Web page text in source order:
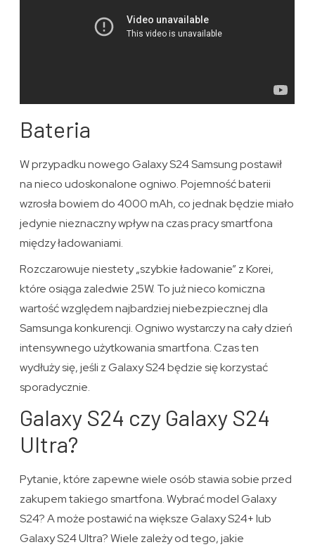
Bateria
W przypadku nowego Galaxy S24 Samsung postawił
na nieco udoskonalone ogniwo. Pojemność baterii
wzrosła bowiem do 4000 mAh, co jednak będzie miało
jedynie nieznaczny wpływ na czas pracy smartfona
między ładowaniami.
Rozczarowuje niestety „szybkie ładowanie” z Korei,
które osiąga zaledwie 25W. To już nieco komiczna
wartość względem najbardziej niebezpiecznej dla
Samsunga konkurencji. Ogniwo wystarczy na cały dzień
intensywnego użytkowania smartfona. Czas ten
wydłuży się, jeśli z Galaxy S24 będzie się korzystać
sporadycznie.
Galaxy S24 czy Galaxy S24
Ultra?
Pytanie, które zapewne wiele osób stawia sobie przed
zakupem takiego smartfona. Wybrać model Galaxy
S24? A może postawić na większe Galaxy S24+ lub
Galaxy S24 Ultra? Wiele zależy od tego, jakie